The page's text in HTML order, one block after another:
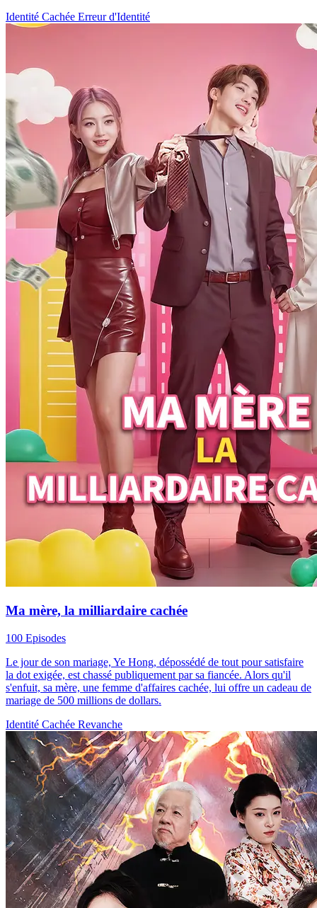
Identité Cachée Erreur d'Identité
Ma mère, la milliardaire cachée
100 Episodes
Le jour de son mariage, Ye Hong, dépossédé de tout pour satisfaire
la dot exigée, est chassé publiquement par sa fiancée. Alors qu'il
s'enfuit, sa mère, une femme d'affaires cachée, lui offre un cadeau de
mariage de 500 millions de dollars.
Identité Cachée Revanche